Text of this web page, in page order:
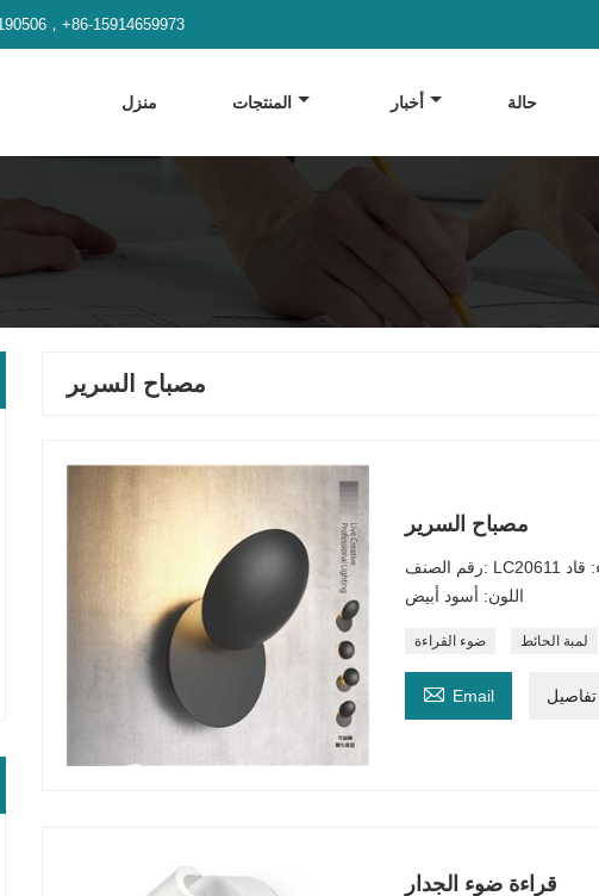
，+86-15914659973
منزل المنتجات أخبار حالة
مصباح السرير
مصباح السرير
رقم الصنف: LC20611 مصدر الضوء: قاد Max5W الحجم: L160 * H160 * D120MM الخامة: معدن
اللون: أسود أبيض
ضوء القراءة لمبة الحائط
 Email تفاصيل
قراءة ضوء الجدار